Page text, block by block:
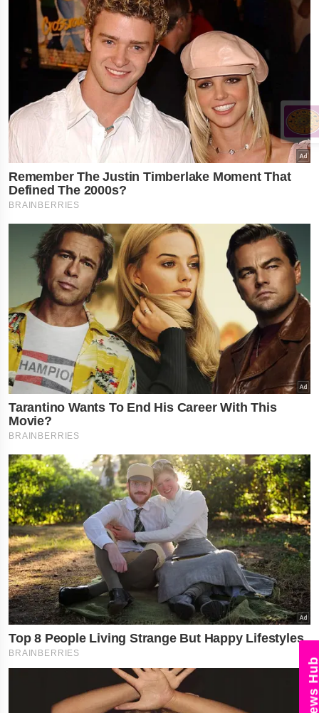
×
નોકરી-ધંધામાં પ્રગતિ... આ
રાશિના લોકોને ફળશે આજનો
દિવસ , જાણો તમારું રાશિફળ?